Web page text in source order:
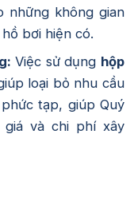
những không gian
bơi hiện có.
Việc sử dụng hộp
loại bỏ nhu cầu
tạp, giúp Quý
và chi phí xây